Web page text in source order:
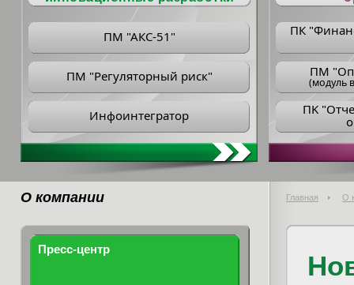
ПМ "АКС-51"
ПМ "Регуляторный риск"
Инфоинтегратор
ПК
ПM
(модуль
ПK
О компании Главная О
Пресс-центр